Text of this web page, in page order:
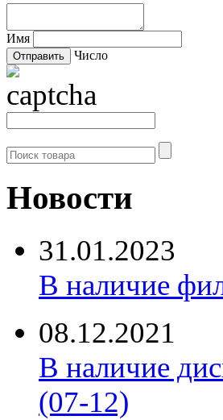
Имя
Число
Новости
31.01.2023
В наличие
08.12.2021
В наличие
(07-12)